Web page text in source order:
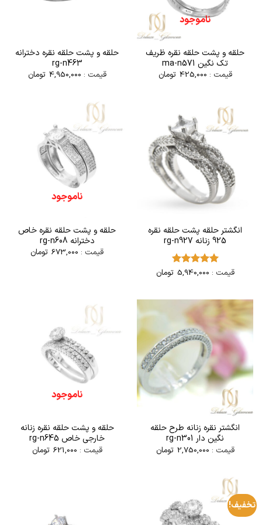
ناموجود
حلقه و پشت حلقه نقره ظریف
تک نگین ma-n571
قیمت : 425,000 تومان
حلقه و پشت حلقه نقره دخترانه
rg-n463
قیمت : 4,950,000 تومان
انگشتر حلقه پشت حلقه نقره
925 زنانه rg-n927
امتیاز5از
قیمت : 5,940,000 تومان
ناموجود
حلقه و پشت حلقه نقره خاص
دخترانه rg-n608
قیمت : 673,000 تومان
انگشتر نقره زنانه طرح حلقه
نگین دار rg-n301
قیمت : 2,750,000 تومان
ناموجود
حلقه و پشت حلقه نقره زنانه
خارجی خاص rg-n645
قیمت : 621,000 تومان
تخفیف!